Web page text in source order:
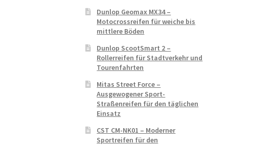
Dunlop Geomax MX34 –
Motocrossreifen für weiche bis
mittlere Böden
Dunlop ScootSmart 2 –
Rollerreifen für Stadtverkehr und
Tourenfahrten
Mitas Street Force –
Ausgewogener Sport-
Straßenreifen für den täglichen
Einsatz
CST CM-NK01 – Moderner
Sportreifen für den